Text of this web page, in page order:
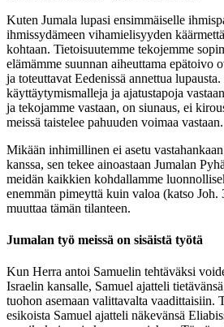
Kuten Jumala lupasi ensimmäiselle
ihmissydämeen vihamielisyyden
kohtaan. Tietoisuutemme tekojemme
elämämme suunnan aiheuttama epätoivo
ja toteuttavat Eedenissä annettua
käyttäytymismalleja ja ajatustapoja
ja tekojamme vastaan, on siunaus, ei
meissä taistelee pahuuden voimaa vastaan.
Mikään inhimillinen ei asetu
kanssa, sen tekee ainoastaan Jumalan
meidän kaik­kien kohdallamme
enemmän pimeyttä kuin valoa (katso
muuttaa tämän tilanteen.
Jumalan työ meissä on sisäistä työtä
Kun Herra antoi Samuelin tehtäväksi
Israelin kansalle, Samuel ajatteli
tuohon asemaan valittavalta vaadittaisiin.
esikoista Samuel ajatteli näkevänsä